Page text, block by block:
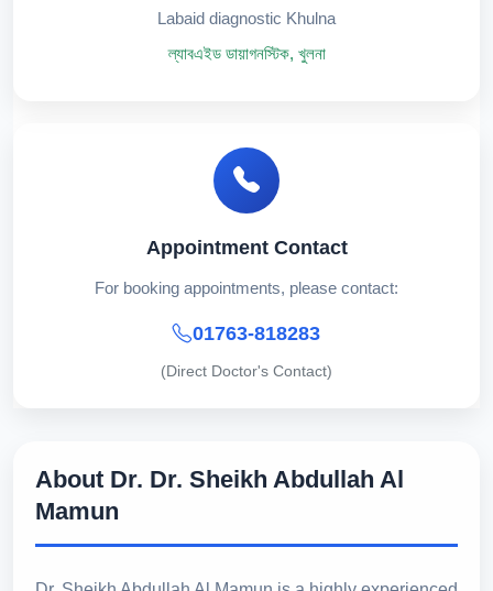
Labaid diagnostic Khulna
ল্যাবএইড ডায়াগনস্টিক, খুলনা
Appointment Contact
For booking appointments, please contact:
01763-818283
(Direct Doctor's Contact)
About Dr. Dr. Sheikh Abdullah Al
Mamun